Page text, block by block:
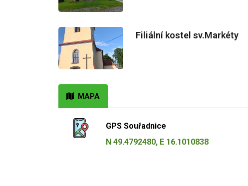
Filiální kostel sv.Markéty
MAPA
GPS Souřadnice
N 49.4792480, E 16.1010838